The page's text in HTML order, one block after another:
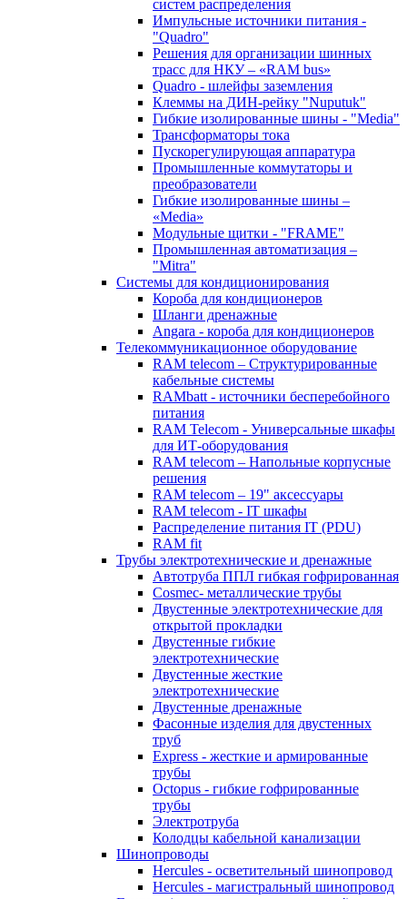
систем распределения
Импульсные источники питания -
"Quadro"
Решения для организации шинных
трасс для НКУ – «RAM bus»
Quadro - шлейфы заземления
Клеммы на ДИН-рейку "Nuputuk"
Гибкие изолированные шины - "Media"
Трансформаторы тока
Пускорегулирующая аппаратура
Промышленные коммутаторы и
преобразователи
Гибкие изолированные шины –
«Media»
Модульные щитки - "FRAME"
Промышленная автоматизация –
"Mitra"
Системы для кондиционирования
Короба для кондиционеров
Шланги дренажные
Angara - короба для кондиционеров
Телекоммуникационное оборудование
RAM telecom – Структурированные
кабельные системы
RAMbatt - источники бесперебойного
питания
RAM Telecom - Универсальные шкафы
для ИТ-оборудования
RAM telecom – Напольные корпусные
решения
RAM telecom – 19" аксессуары
RAM telecom - IT шкафы
Распределение питания IT (PDU)
RAM fit
Трубы электротехнические и дренажные
Автотруба ППЛ гибкая гофрированная
Cosmec- металлические трубы
Двустенные электротехнические для
открытой прокладки
Двустенные гибкие
электротехнические
Двустенные жесткие
электротехнические
Двустенные дренажные
Фасонные изделия для двустенных
труб
Express - жесткие и армированные
трубы
Octopus - гибкие гофрированные
трубы
Электротруба
Колодцы кабельной канализации
Шинопроводы
Hercules - осветительный шинопровод
Hercules - магистральный шинопровод